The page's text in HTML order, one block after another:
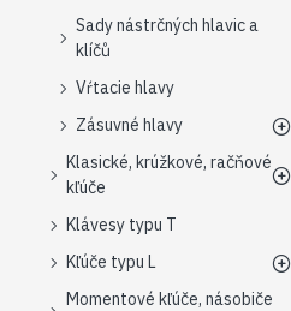
Sady nástrčných hlavic a
klíčů
Vŕtacie hlavy
Zásuvné hlavy
Klasické, krúžkové, račňové
kľúče
Klávesy typu T
Kľúče typu L
Momentové kľúče, násobiče